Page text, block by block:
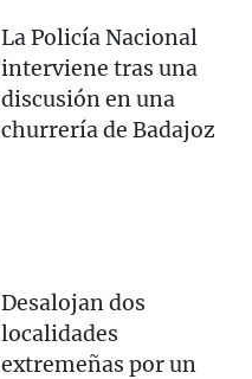
La Policía Nacional
interviene tras una
discusión en una
churrería de Badajoz
Desalojan dos
localidades
extremeñas por un